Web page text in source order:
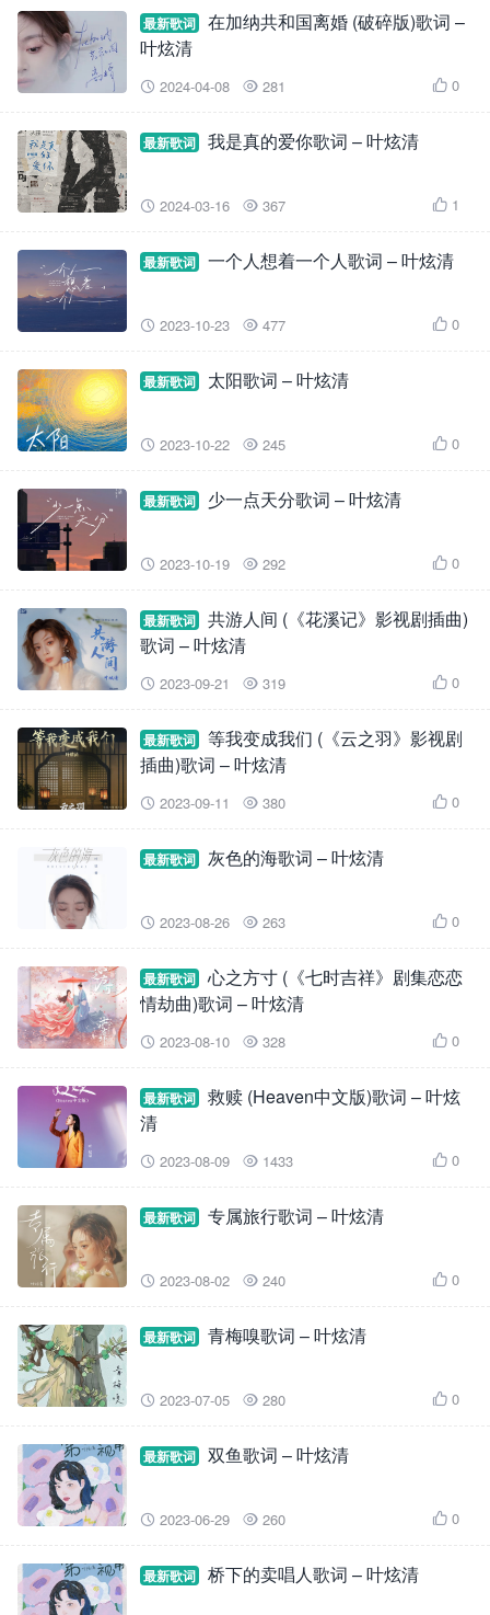
最新歌词
在加纳共和国离婚 (破碎版)歌词 –
叶炫清
 2024-04-08  281  0
最新歌词 我是真的爱你歌词 – 叶炫清
 2024-03-16  367  1
最新歌词 一个人想着一个人歌词 – 叶炫清
 2023-10-23  477  0
最新歌词 太阳歌词 – 叶炫清
 2023-10-22  245  0
最新歌词 少一点天分歌词 – 叶炫清
 2023-10-19  292  0
最新歌词
共游人间 (《花溪记》影视剧插曲)
歌词 – 叶炫清
 2023-09-21  319  0
最新歌词
等我变成我们 (《云之羽》影视剧
插曲)歌词 – 叶炫清
 2023-09-11  380  0
最新歌词 灰色的海歌词 – 叶炫清
 2023-08-26  263  0
最新歌词
心之方寸 (《七时吉祥》剧集恋恋
情劫曲)歌词 – 叶炫清
 2023-08-10  328  0
最新歌词
救赎 (Heaven中文版)歌词 – 叶炫
清
 2023-08-09  1433  0
最新歌词 专属旅行歌词 – 叶炫清
 2023-08-02  240  0
最新歌词 青梅嗅歌词 – 叶炫清
 2023-07-05  280  0
最新歌词 双鱼歌词 – 叶炫清
 2023-06-29  260  0
最新歌词 桥下的卖唱人歌词 – 叶炫清